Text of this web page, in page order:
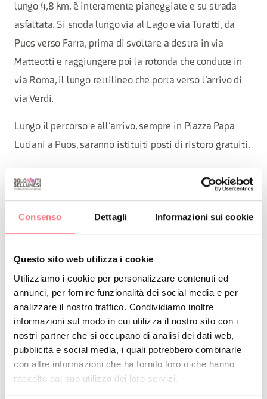
Consenso Dettagli Informazioni sui cookie
Questo sito web utilizza i cookie
Utilizziamo i cookie per personalizzare contenuti ed
annunci, per fornire funzionalità dei social media e per
analizzare il nostro traffico. Condividiamo inoltre
informazioni sul modo in cui utilizza il nostro sito con i
nostri partner che si occupano di analisi dei dati web,
pubblicità e social media, i quali potrebbero combinarle
con altre informazioni che ha fornito loro o che hanno
raccolto dal suo utilizzo dei loro servizi.
lungo 4,8 km, è interamente pianeggiate e su strada
asfaltata. Si snoda lungo via al Lago e via Turatti, da
Puos verso Farra, prima di svoltare a destra in via
Matteotti e raggiungere poi la rotonda che conduce in
via Roma, il lungo rettilineo che porta verso l’arrivo di
via Verdi.
Lungo il percorso e all’arrivo, sempre in Piazza Papa
Luciani a Puos, saranno istituiti posti di ristoro gratuiti.
INFO E CONTATTI DELL'ORGANIZZATORE
+39 346 8793681
+39 378 0846846
info@2ruotealpago.it
https://www.2ruotealpago.it/
Come arrivare